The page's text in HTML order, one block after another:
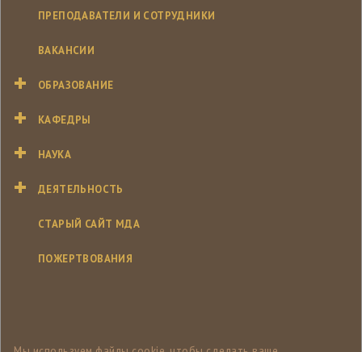
ПРЕПОДАВАТЕЛИ И СОТРУДНИКИ
ВАКАНСИИ
ОБРАЗОВАНИЕ
КАФЕДРЫ
НАУКА
ДЕЯТЕЛЬНОСТЬ
СТАРЫЙ САЙТ МДА
ПОЖЕРТВОВАНИЯ